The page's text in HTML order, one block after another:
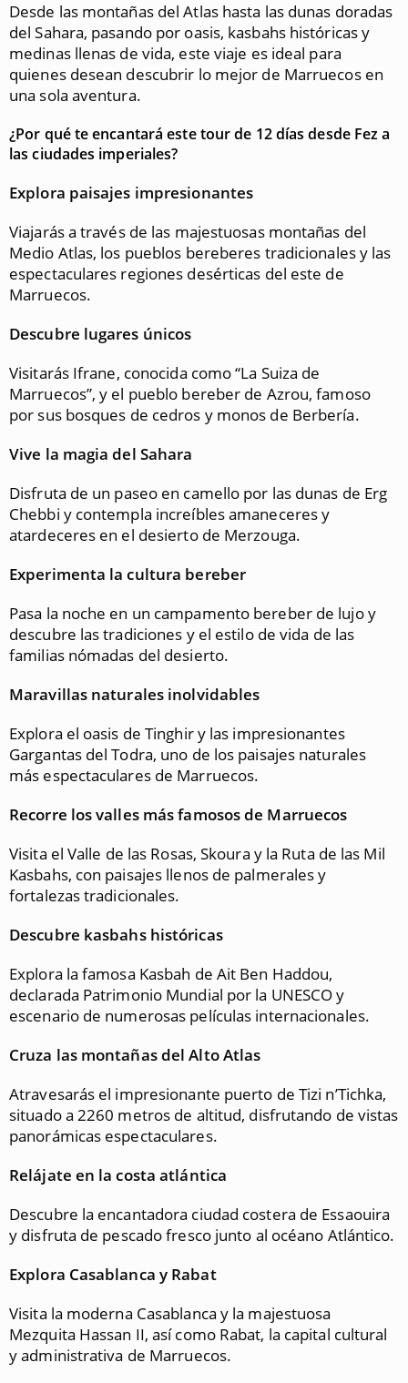
Desde las montañas del Atlas hasta las dunas doradas
del Sahara, pasando por oasis, kasbahs históricas y
medinas llenas de vida, este viaje es ideal para
quienes desean descubrir lo mejor de Marruecos en
una sola aventura.
¿Por qué te encantará este tour de 12 días desde Fez a
las ciudades imperiales?
Explora paisajes impresionantes
Viajarás a través de las majestuosas montañas del
Medio Atlas, los pueblos bereberes tradicionales y las
espectaculares regiones desérticas del este de
Marruecos.
Descubre lugares únicos
Visitarás Ifrane, conocida como “La Suiza de
Marruecos”, y el pueblo bereber de Azrou, famoso
por sus bosques de cedros y monos de Berbería.
Vive la magia del Sahara
Disfruta de un paseo en camello por las dunas de Erg
Chebbi y contempla increíbles amaneceres y
atardeceres en el desierto de Merzouga.
Experimenta la cultura bereber
Pasa la noche en un campamento bereber de lujo y
descubre las tradiciones y el estilo de vida de las
familias nómadas del desierto.
Maravillas naturales inolvidables
Explora el oasis de Tinghir y las impresionantes
Gargantas del Todra, uno de los paisajes naturales
más espectaculares de Marruecos.
Recorre los valles más famosos de Marruecos
Visita el Valle de las Rosas, Skoura y la Ruta de las Mil
Kasbahs, con paisajes llenos de palmerales y
fortalezas tradicionales.
Descubre kasbahs históricas
Explora la famosa Kasbah de Ait Ben Haddou,
declarada Patrimonio Mundial por la UNESCO y
escenario de numerosas películas internacionales.
Cruza las montañas del Alto Atlas
Atravesarás el impresionante puerto de Tizi n’Tichka,
situado a 2260 metros de altitud, disfrutando de vistas
panorámicas espectaculares.
Relájate en la costa atlántica
Descubre la encantadora ciudad costera de Essaouira
y disfruta de pescado fresco junto al océano Atlántico.
Explora Casablanca y Rabat
Visita la moderna Casablanca y la majestuosa
Mezquita Hassan II, así como Rabat, la capital cultural
y administrativa de Marruecos.